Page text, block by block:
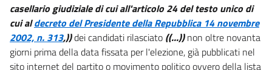
casellario giudiziale di cui all'articolo 24 del testo unico di
cui aldecreto del Presidente della Repubblica 14 novembre
2002, n. 313,))dei candidati rilasciato ((...))non oltre novanta
giorni prima della data fissata per l'elezione, già pubblicati nel
sito internet del partito o movimento politico ovvero della lista